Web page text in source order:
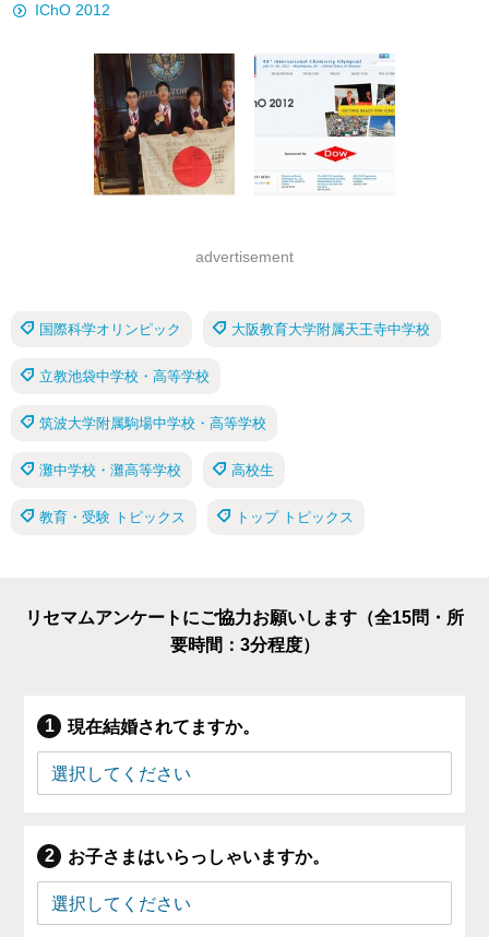
IChO 2012
advertisement
国際科学オリンピック 大阪教育大学附属天王寺中学校
立教池袋中学校・高等学校
筑波大学附属駒場中学校・高等学校
灘中学校・灘高等学校 高校生
教育・受験 トピックス トップ トピックス
リセマムアンケートにご協力お願いします（全15問・所
要時間：3分程度）
現在結婚されてますか。
お子さまはいらっしゃいますか。